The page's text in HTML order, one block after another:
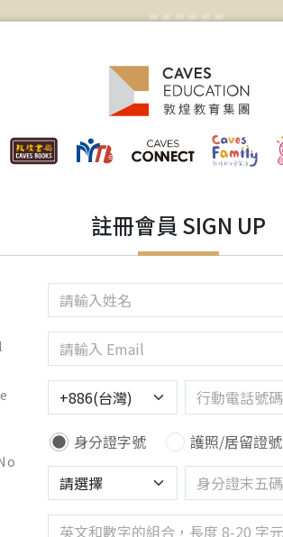
註冊會員 SIGN UP
身分證字號 護照/居留證號